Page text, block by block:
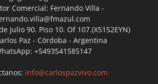
Comercial: Fernando Villa -
Julio 90. Piso 10. Of 107.(X5152EYN)
Paz - Córdoba - Argentina
+5493541585147
info@carlospazvivo.com